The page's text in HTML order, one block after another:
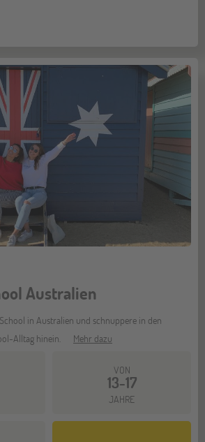
Australien
in Australien und schnuppere in den
Alltag hinein.
Mehr dazu
VON
13-17
JAHRE